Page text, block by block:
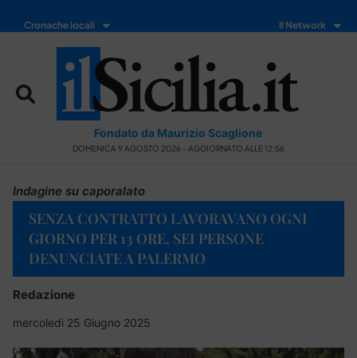
Cronache locali Il Network
Fondato da Maurizio Scaglione
DOMENICA 9 AGOSTO 2026 - AGGIORNATO ALLE 12:56
Indagine su caporalato
SENZA CONTRATTO LAVORAVANO OGNI
GIORNO PER 13 ORE, SEI PERSONE
DENUNCIATE A PALERMO
Redazione
mercoledì 25 Giugno 2025